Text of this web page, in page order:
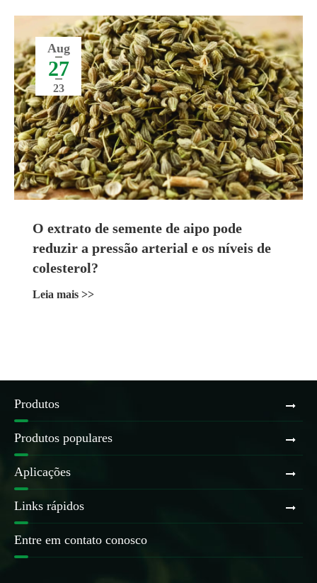
Aug
27
23
O extrato de semente de aipo pode
reduzir a pressão arterial e os níveis de
colesterol?
Leia mais >>
Produtos
Produtos populares
Aplicações
Links rápidos
Entre em contato conosco